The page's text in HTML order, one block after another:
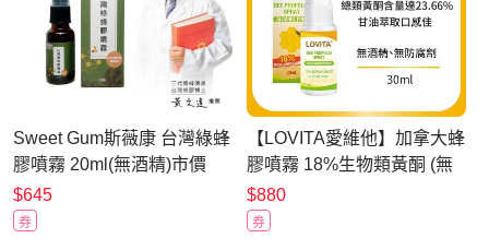
Sweet Gum斯薇康 台灣綠蜂
膠噴霧 20ml(無酒精)市價
$680
$645
券
【LOVITA愛維他】加拿大蜂
膠噴霧 18%生物類黃酮 (無
酒精 噴劑)
$880
券